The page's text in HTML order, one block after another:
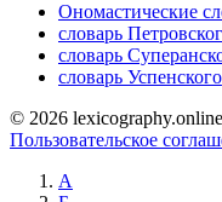
Ономастические
словарь
словарь
словарь Успенского
© 2026
Пользовательское
А